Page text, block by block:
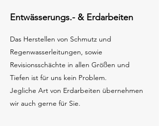
Entwässerungs.- & Erdarbeiten
Das Herstellen von Schmutz und
Regenwasserleitungen, sowie
Revisionsschächte in allen Größen und
Tiefen ist für uns kein Problem.
Jegliche Art von Erdarbeiten übernehmen
wir auch gerne für Sie.